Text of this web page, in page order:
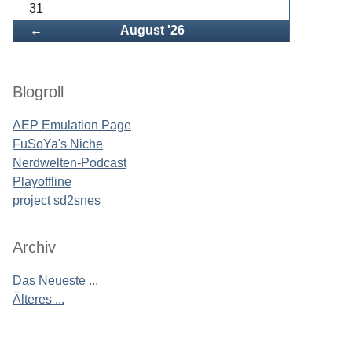
← August '26
31
Blogroll
AEP Emulation Page
FuSoYa's Niche
Nerdwelten-Podcast
Playoffline
project sd2snes
Archiv
Das Neueste ...
Älteres ...